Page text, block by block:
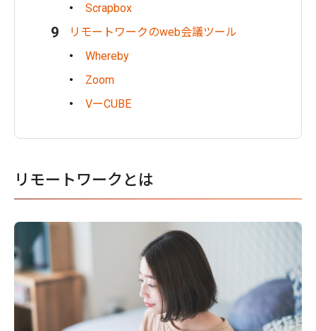
Scrapbox
リモートワークのweb会議ツール
Whereby
Zoom
VーCUBE
リモートワークとは